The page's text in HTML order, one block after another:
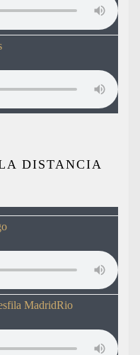
DISTANCIA
MadridRio